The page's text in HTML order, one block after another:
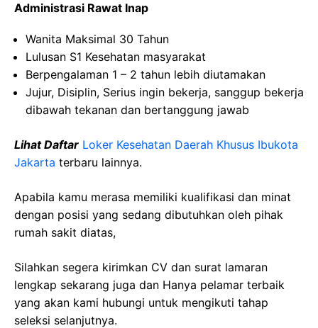
Administrasi Rawat Inap
Wanita Maksimal 30 Tahun
Lulusan S1 Kesehatan masyarakat
Berpengalaman 1 – 2 tahun lebih diutamakan
Jujur, Disiplin, Serius ingin bekerja, sanggup bekerja
dibawah tekanan dan bertanggung jawab
Lihat Daftar Loker Kesehatan Daerah Khusus Ibukota
Jakarta terbaru lainnya.
Apabila kamu merasa memiliki kualifikasi dan minat
dengan posisi yang sedang dibutuhkan oleh pihak
rumah sakit diatas,
Silahkan segera kirimkan CV dan surat lamaran
lengkap sekarang juga dan Hanya pelamar terbaik
yang akan kami hubungi untuk mengikuti tahap
seleksi selanjutnya.